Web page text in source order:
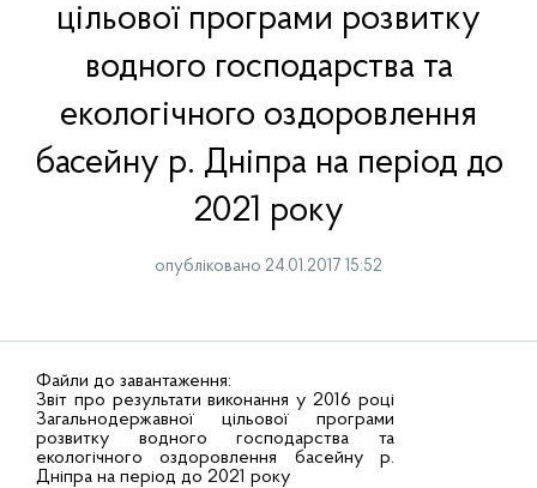
цільової програми розвитку
водного господарства та
екологічного оздоровлення
басейну р. Дніпра на період до
2021 року
опубліковано 24.01.2017 15:52
Файли до завантаження:
Звіт про результати виконання у 2016 році
Загальнодержавної цільової програми
розвитку водного господарства та
екологічного оздоровлення басейну р.
Дніпра на період до 2021 року